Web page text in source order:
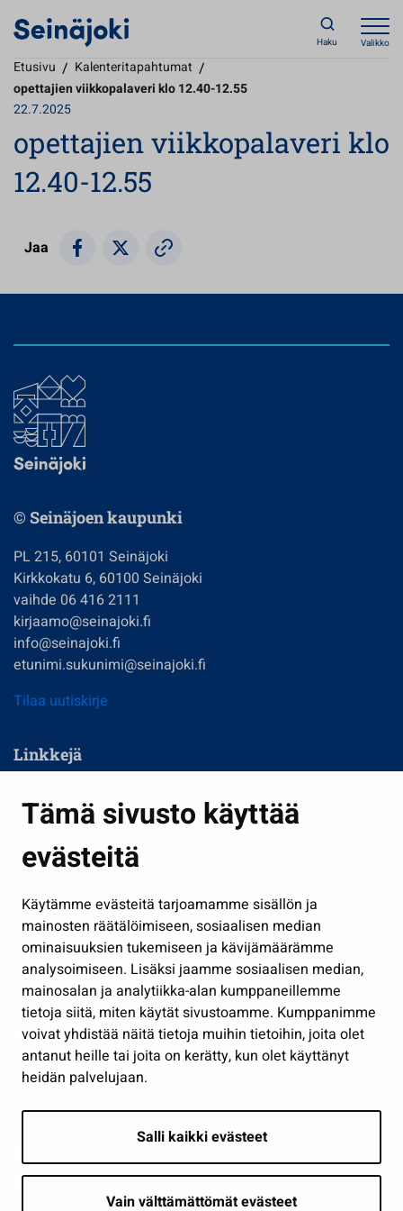
Tämä sivusto käyttää
evästeitä
Käytämme evästeitä tarjoamamme sisällön ja
mainosten räätälöimiseen, sosiaalisen median
ominaisuuksien tukemiseen ja kävijämäärämme
analysoimiseen. Lisäksi jaamme sosiaalisen median,
mainosalan ja analytiikka-alan kumppaneillemme
tietoja siitä, miten käytät sivustoamme. Kumppanimme
voivat yhdistää näitä tietoja muihin tietoihin, joita olet
antanut heille tai joita on kerätty, kun olet käyttänyt
heidän palvelujaan.
Salli kaikki evästeet
Vain välttämättömät evästeet
Haku Valikko
Etusivu / Kalenteritapahtumat /
opettajien viikkopalaveri klo 12.40-12.55
22.7.2025
opettajien viikkopalaveri klo
12.40-12.55
Jaa
© Seinäjoen kaupunki
PL 215, 60101 Seinäjoki
Kirkkokatu 6, 60100 Seinäjoki
vaihde 06 416 2111
kirjaamo@seinajoki.fi
info@seinajoki.fi
etunimi.sukunimi@seinajoki.fi
Tilaa uutiskirje
Linkkejä
Kasvatus ja opetus
Kulttuuri ja liikunta
Työ ja yrittäminen
Osallistu ja asioi
Näytä omat evästeasetukseni
Seuraa meitä